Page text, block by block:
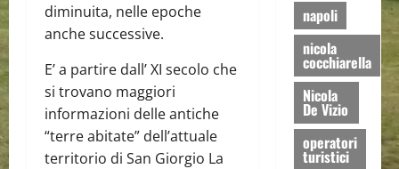
diminuita, nelle epoche
anche successive.
E’ a partire dall’ XI secolo che
si trovano maggiori
informazioni delle antiche
“terre abitate” dell’attuale
territorio di San Giorgio La
napoli
nicola
cocchiarella
Nicola
De Vizio
operatori
turistici